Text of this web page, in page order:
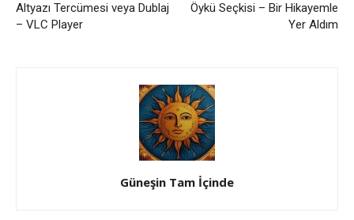
Altyazı Tercümesi veya Dublaj
– VLC Player
Öykü Seçkisi – Bir Hikayemle
Yer Aldım
Güneşin Tam İçinde